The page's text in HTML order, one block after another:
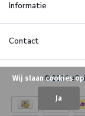
Informatie
Contact
© 2026
Wij slaan cookies
Ja